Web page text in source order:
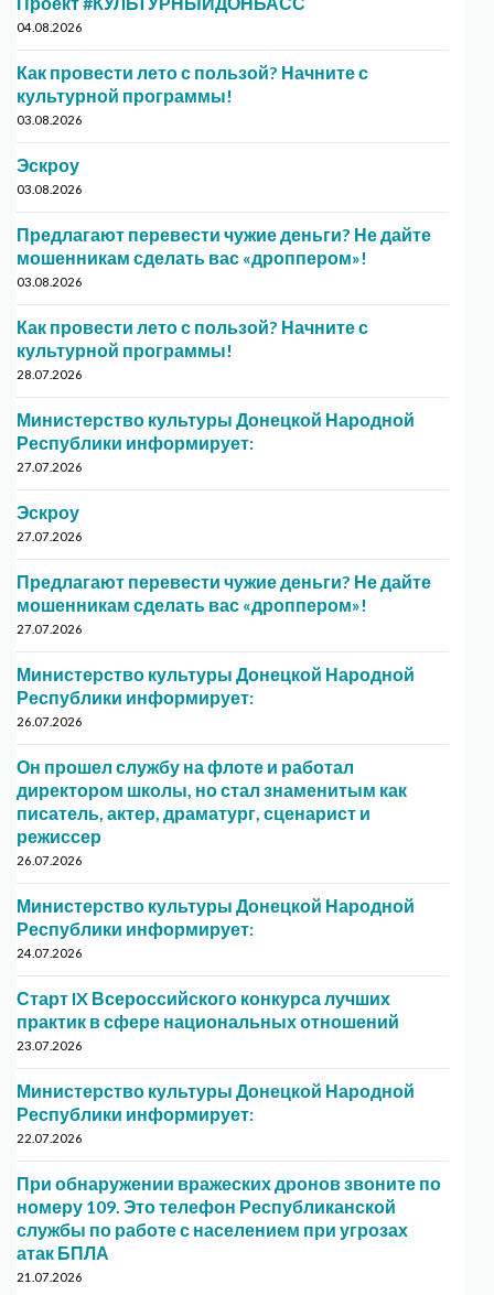
04.08.2026
Как провести лето с пользой? Начните с
культурной программы!
03.08.2026
Эскроу
03.08.2026
Предлагают перевести чужие деньги? Не дайте
мошенникам сделать вас «дроппером»!
03.08.2026
Как провести лето с пользой? Начните с
культурной программы!
28.07.2026
Министерство культуры Донецкой Народной
Республики информирует:
27.07.2026
Эскроу
27.07.2026
Предлагают перевести чужие деньги? Не дайте
мошенникам сделать вас «дроппером»!
27.07.2026
Министерство культуры Донецкой Народной
Республики информирует:
26.07.2026
Он прошел службу на флоте и работал
директором школы, но стал знаменитым как
писатель, актер, драматург, сценарист и
режиссер
26.07.2026
Министерство культуры Донецкой Народной
Республики информирует:
24.07.2026
Старт IX Всероссийского конкурса лучших
практик в сфере национальных отношений
23.07.2026
Министерство культуры Донецкой Народной
Республики информирует:
22.07.2026
При обнаружении вражеских дронов звоните по
номеру 109. Это телефон Республиканской
службы по работе с населением при угрозах
атак БПЛА
21.07.2026